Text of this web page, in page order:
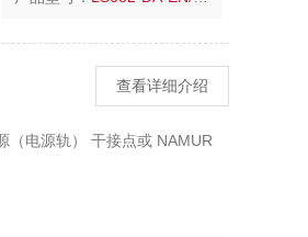
查看详细介绍
（电源轨） 干接点或 NAMUR